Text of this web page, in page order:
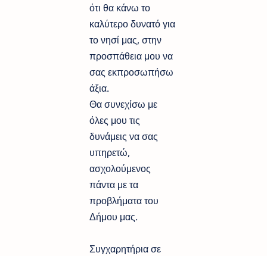
ότι θα κάνω το
καλύτερο δυνατό για
το νησί μας, στην
προσπάθεια μου να
σας εκπροσωπήσω
άξια.
Θα συνεχίσω με
όλες μου τις
δυνάμεις να σας
υπηρετώ,
ασχολούμενος
πάντα με τα
προβλήματα του
Δήμου μας.
Συγχαρητήρια σε